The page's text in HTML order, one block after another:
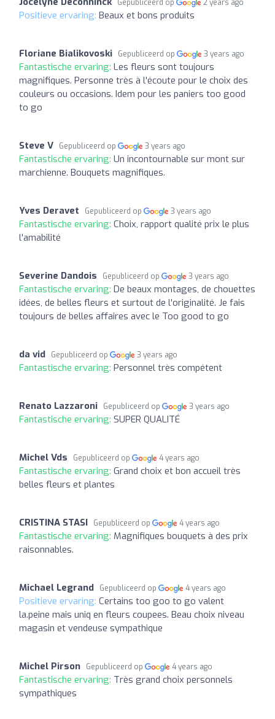
Gepubliceerd op 2 years ago
Positieve ervaring: Beaux et bons produits
Floriane Bialikovoski Gepubliceerd op 3 years ago
Fantastische ervaring: Les fleurs sont toujours
magnifiques. Personne très à l'écoute pour le choix des
couleurs ou occasions. Idem pour les paniers too good
to go
Steve V Gepubliceerd op 3 years ago
Fantastische ervaring: Un incontournable sur mont sur
marchienne. Bouquets magnifiques.
Yves Deravet Gepubliceerd op 3 years ago
Fantastische ervaring: Choix, rapport qualité prix le plus
l'amabilité
Severine Dandois Gepubliceerd op 3 years ago
Fantastische ervaring: De beaux montages, de chouettes
idées, de belles fleurs et surtout de l'originalité. Je fais
toujours de belles affaires avec le Too good to go
da vid Gepubliceerd op 3 years ago
Fantastische ervaring: Personnel très compétent
Renato Lazzaroni Gepubliceerd op 3 years ago
Fantastische ervaring: SUPER QUALITÉ
Michel Vds Gepubliceerd op 4 years ago
Fantastische ervaring: Grand choix et bon accueil très
belles fleurs et plantes
CRISTINA STASI Gepubliceerd op 4 years ago
Fantastische ervaring: Magnifiques bouquets à des prix
raisonnables.
Michael Legrand Gepubliceerd op 4 years ago
Positieve ervaring: Certains too goo to go valent
la.peine mais uniq en fleurs coupees. Beau choix niveau
magasin et vendeuse sympathique
Michel Pirson Gepubliceerd op 4 years ago
Fantastische ervaring: Très grand choix personnels
sympathiques